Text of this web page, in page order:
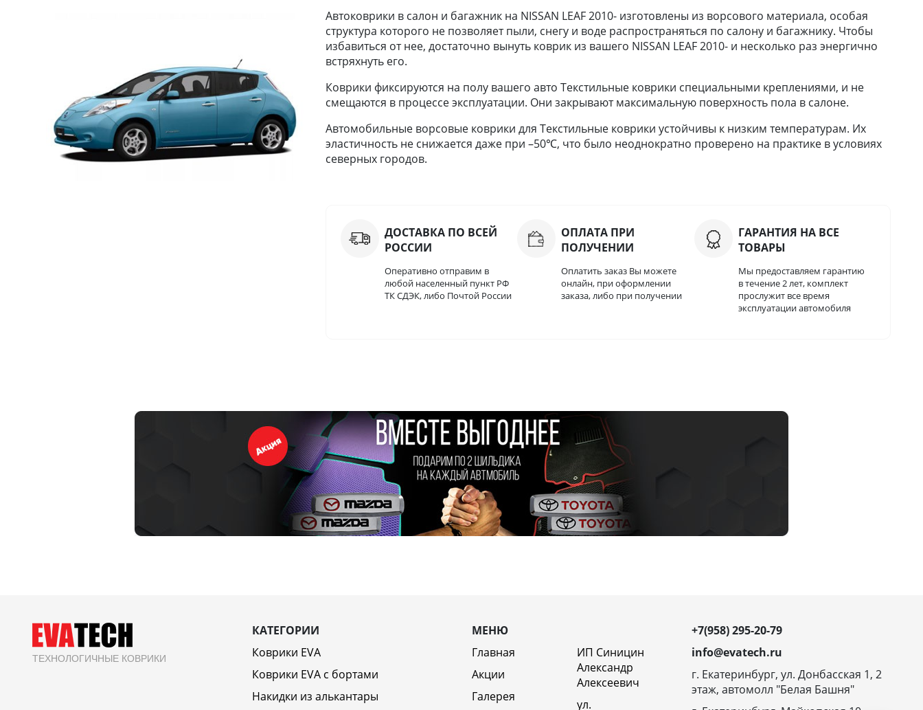
Автоковрики в салон и багажник на NISSAN LEAF 2010- изготовлены из ворсового материала, особая
структура которого не позволяет пыли, снегу и воде распространяться по салону и багажнику. Чтобы
избавиться от нее, достаточно вынуть коврик из вашего NISSAN LEAF 2010- и несколько раз энергично
встряхнуть его.
Коврики фиксируются на полу вашего авто Текстильные коврики специальными креплениями, и не
смещаются в процессе эксплуатации. Они закрывают максимальную поверхность пола в салоне.
Автомобильные ворсовые коврики для Текстильные коврики устойчивы к низким температурам. Их
эластичность не снижается даже при –50℃, что было неоднократно проверено на практике в условиях
северных городов.
ДОСТАВКА ПО ВСЕЙ
РОССИИ
Оперативно отправим в
любой населенный пункт РФ
ТК СДЭК, либо Почтой России
ОПЛАТА ПРИ
ПОЛУЧЕНИИ
Оплатить заказ Вы можете
онлайн, при оформлении
заказа, либо при получении
ГАРАНТИЯ НА ВСЕ
ТОВАРЫ
Мы предоставляем гарантию
в течение 2 лет, комплект
прослужит все время
эксплуатации автомобиля
ТЕХНОЛОГИЧНЫЕ КОВРИКИ
КАТЕГОРИИ
Коврики EVA
Коврики EVA c бортами
Накидки из алькантары
МЕНЮ
Главная
Акции
Галерея
ИП Синицин
Александр
Алексеевич
ул.
+7(958) 295-20-79
info@evatech.ru
г. Екатеринбург, ул. Донбасская 1, 2
этаж, автомолл "Белая Башня"